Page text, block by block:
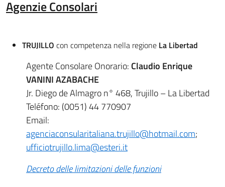
Agenzie Consolari
TRUJILLO con competenza nella regione La Libertad
Agente Consolare Onorario: Claudio Enrique
VANINI AZABACHE
Jr. Diego de Almagro n° 468, Trujillo – La Libertad
Teléfono: (0051) 44 770907
Email:
agenciaconsularitaliana.trujillo@hotmail.com;
ufficiotrujillo.lima@esteri.it
Decreto delle limitazioni delle funzioni